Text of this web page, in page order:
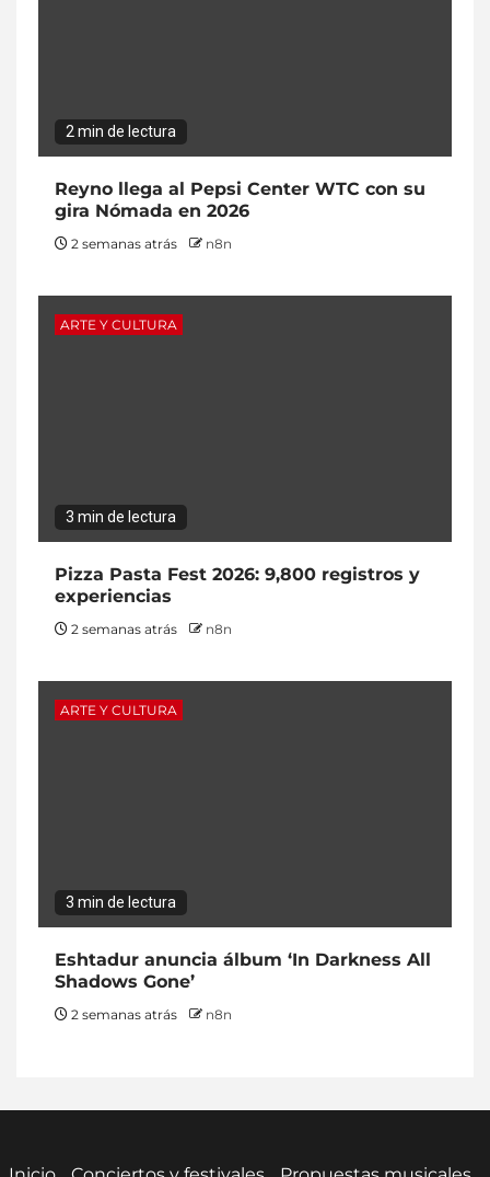
2 min de lectura
Reyno llega al Pepsi Center WTC con su
gira Nómada en 2026
2 semanas atrás n8n
ARTE Y CULTURA
3 min de lectura
Pizza Pasta Fest 2026: 9,800 registros y
experiencias
2 semanas atrás n8n
ARTE Y CULTURA
3 min de lectura
Eshtadur anuncia álbum ‘In Darkness All
Shadows Gone’
2 semanas atrás n8n